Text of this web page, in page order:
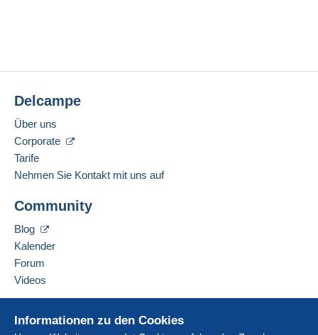
Informationen zu den Cookies
Delcampe
Über uns
Corporate
Tarife
Nehmen Sie Kontakt mit uns auf
Community
Blog
Kalender
Forum
Videos